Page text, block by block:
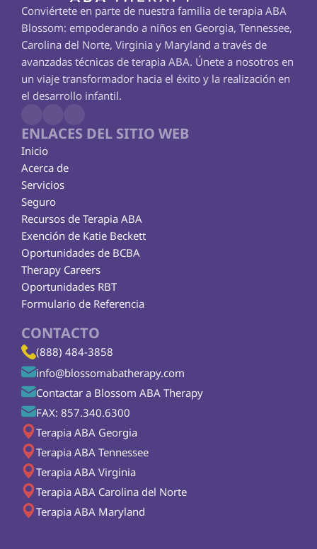
Conviértete en parte de nuestra familia de terapia ABA
Blossom: empoderando a niños en Georgia, Tennessee,
Carolina del Norte, Virginia y Maryland a través de
avanzadas técnicas de terapia ABA. Únete a nosotros en
un viaje transformador hacia el éxito y la realización en
el desarrollo infantil.
ENLACES DEL SITIO WEB
Inicio
Acerca de
Servicios
Seguro
Exención de Katie Beckett
Recursos de Terapia ABA
Therapy Careers
Oportunidades de BCBA
Oportunidades RBT
Formulario de Referencia
CONTACTO
(888) 484-3858
info@blossomabatherapy.com
Contactar a Blossom ABA Therapy
FAX: 857.340.6300
Terapia ABA Georgia
Terapia ABA Tennessee
Terapia ABA Virginia
Terapia ABA Carolina del Norte
Terapia ABA Maryland